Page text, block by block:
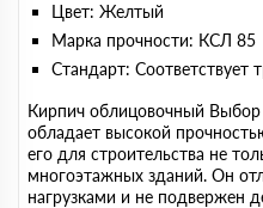
Цвет: Желтый
Марка прочности: КСЛ 85
Стандарт: Соответствует
Кирпич облицовочный
обладает высокой
его для строительства не
многоэтажных зданий. Он
нагрузками и не подвержен